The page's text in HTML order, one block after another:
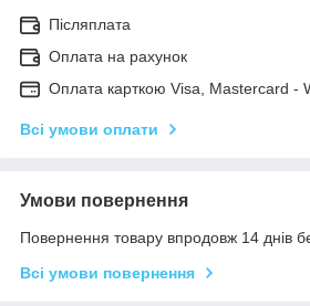
Післяплата
Оплата на рахунок
Оплата карткою Visa, Mastercard -
Всі умови оплати
Умови повернення
Повернення товару впродовж 14 днів
Всі умови повернення